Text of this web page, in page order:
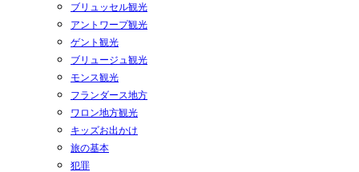
ブリュッセル観光
アントワープ観光
ゲント観光
ブリュージュ観光
モンス観光
フランダース地方
ワロン地方観光
キッズお出かけ
旅の基本
犯罪